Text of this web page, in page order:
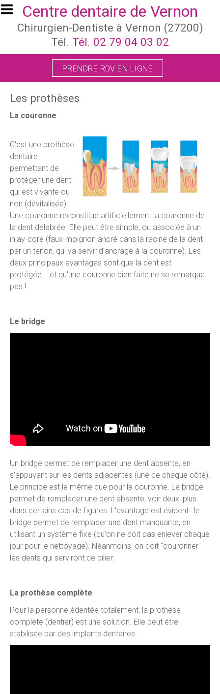
Aller au contenu principal
Centre dentaire de Vernon
Chirurgien-Dentiste à Vernon (27200)
Tél. Tél. 02 79 04 03 02
PRENDRE RDV EN LIGNE
Les prothèses
La couronne
C'est une prothèse
dentaire
permettant de
protéger une dent
qui est vivante ou
non (dévitalisée).
Une couronne reconstitue artificiellement la couronne de
la dent délabrée. Elle peut être simple, ou associée à un
inlay-core (faux-moignon ancré dans la racine de la dent
par un tenon, qui va servir d'ancrage à la couronne). Les
deux principaux avantages sont que la dent est
protégée... et qu'une couronne bien faite ne se remarque
pas !
Le bridge
Un bridge permet de remplacer une dent absente, en
s'appuyant sur les dents adjacentes (une de chaque côté).
Le principe est le même que pour la couronne. Le bridge
permet de remplacer une dent absente, voir deux, plus
dans certains cas de figures. L'avantage est évident : le
bridge permet de remplacer une dent manquante, en
utilisant un système fixe (qu'on ne doit pas enlever chaque
jour pour le nettoyage). Néanmoins, on doit "couronner"
les dents qui serviront de pilier.
La prothèse complète
Pour la personne édentée totalement, la prothèse
complète (dentier) est une solution. Elle peut être
stabilisée par des implants dentaires